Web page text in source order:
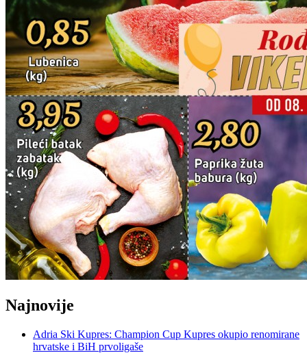
Najnovije
Adria Ski Kupres: Champion Cup Kupres okupio renomirane
hrvatske i BiH prvoligaše